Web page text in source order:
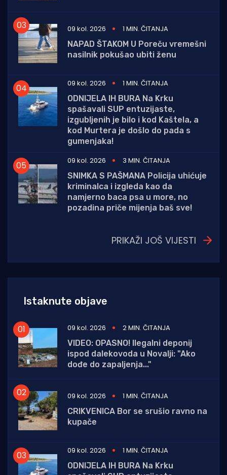
09 kol. 2026
1 MIN. ČITANJA
NAPAD ŠTAKOM U Poreču vremešni
nasilnik pokušao ubiti ženu
09 kol. 2026
1 MIN. ČITANJA
ODNIJELA IH BURA Na Krku
spašavali SUP entuzijaste,
izgubljenih je bilo i kod Kaštela, a
kod Murtera je došlo do pada s
gumenjaka!
09 kol. 2026
3 MIN. ČITANJA
SNIMKA S PAŠMANA Policija uhićuje
kriminalca i izgleda kao da
namjerno baca psa u more, no
pozadina priče mijenja baš sve!
PRIKAŽI JOŠ VIJESTI
Istaknute objave
09 kol. 2026
2 MIN. ČITANJA
VIDEO: OPASNO! Ilegalni deponij
ispod dalekovoda u Novalji: "Ako
dođe do zapaljenja..."
09 kol. 2026
1 MIN. ČITANJA
CRIKVENICA Bor se srušio ravno na
kupače
09 kol. 2026
1 MIN. ČITANJA
ODNIJELA IH BURA Na Krku